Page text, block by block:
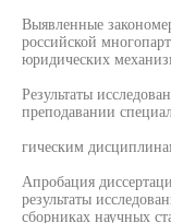
Выявленные
российской
юридических
Результаты
преподавании
гическим
Апробация
результаты
сборниках научных